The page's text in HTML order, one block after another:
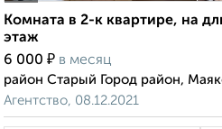
Комната в 2-к квартире, на
этаж
6 000 ₽ в месяц
район Старый Город район,
Агентство, 08.12.2021